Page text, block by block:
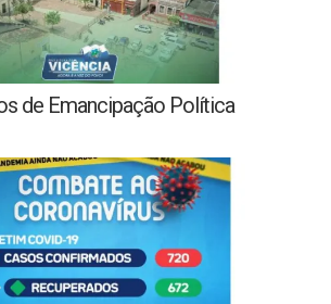
de Emancipação Política